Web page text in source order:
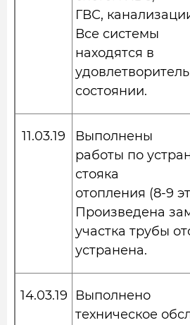
ГВС,
Все системы
находятся в
состоянии.
11.03.19
Выполнены
работы по
стояка
отопления (8-9
Произведена
участка трубы
устранена.
14.03.19
Выполнено
техническое